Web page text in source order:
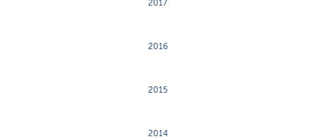
2017
2016
2015
2014